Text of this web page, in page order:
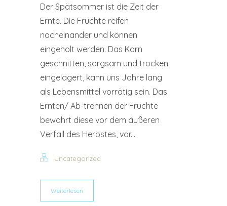
Der Spätsommer ist die Zeit der
Ernte. Die Früchte reifen
nacheinander und können
eingeholt werden. Das Korn
geschnitten, sorgsam und trocken
eingelagert, kann uns Jahre lang
als Lebensmittel vorrätig sein. Das
Ernten/ Ab-trennen der Früchte
bewahrt diese vor dem äußeren
Verfall des Herbstes, vor...
Uncategorized
Weiterlesen